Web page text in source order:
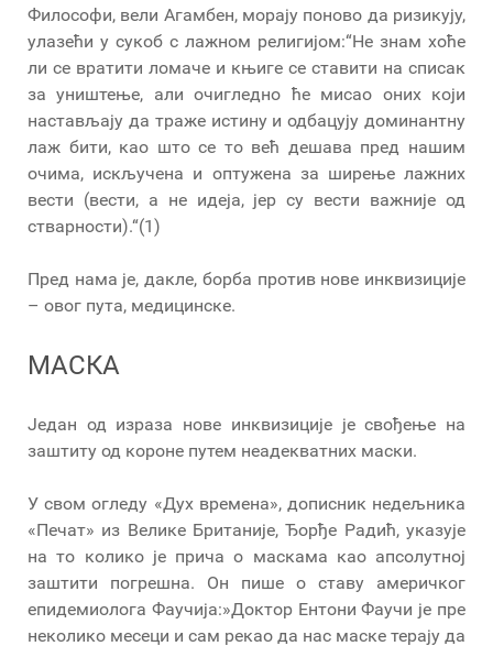
Философи, вели Агамбен, морају поново да ризикују,
улазећи у сукоб с лажном религијом:“Не знам хоће
ли се вратити ломаче и књиге се ставити на списак
за уништење, али очигледно ће мисао оних који
настављају да траже истину и одбацују доминантну
лаж бити, као што се то већ дешава пред нашим
очима, искључена и оптужена за ширење лажних
вести (вести, а не идеја, јер су вести важније од
стварности).“(1)
Пред нама је, дакле, борба против нове инквизиције
– овог пута, медицинске.
МАСКА
Један од израза нове инквизиције је свођење на
заштиту од короне путем неадекватних маски.
У свом огледу «Дух времена», дописник недељника
«Печат» из Велике Британије, Ђорђе Радић, указује
на то колико је прича о маскама као апсолутној
заштити погрешна. Он пише о ставу америчког
епидемиолога Фаучија:»Доктор Ентони Фаучи је пре
неколико месеци и сам рекао да нас маске терају да